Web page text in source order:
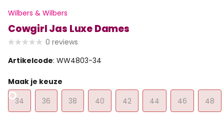
Wilbers & Wilbers
Cowgirl Jas Luxe Dames
0 reviews
Artikelcode: WW4803-34
Maak je keuze
34
36 38 40 42 44 46 48